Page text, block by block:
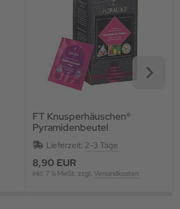
FT Knusperhäuschen®
Pyramidenbeutel
Lieferzeit: 2-3 Tage
8,90 EUR
inkl. 7 % MwSt. zzgl. Versandkosten